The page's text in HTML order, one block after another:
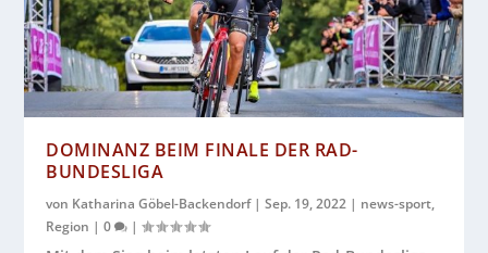
DOMINANZ BEIM FINALE DER RAD-
BUNDESLIGA
von Katharina Göbel-Backendorf|Sep. 19, 2022 | news-sport,
Region |0 |